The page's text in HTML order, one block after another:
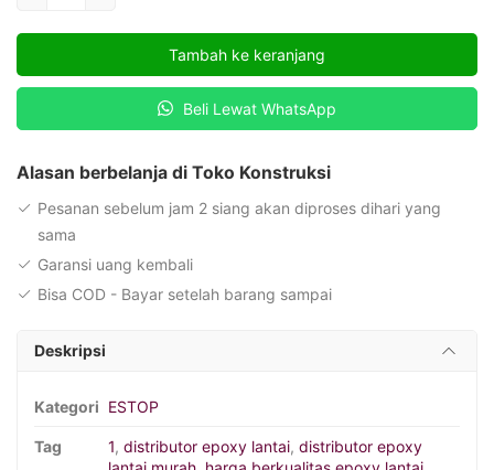
AR
Tambah ke keranjang
Beli Lewat WhatsApp
Alasan berbelanja di Toko Konstruksi
Pesanan sebelum jam 2 siang akan diproses dihari yang
sama
Garansi uang kembali
Bisa COD - Bayar setelah barang sampai
Deskripsi
Kategori ESTOP
Tag 1, distributor epoxy lantai, distributor epoxy